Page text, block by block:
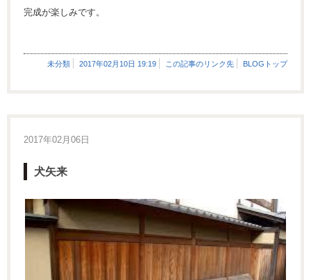
完成が楽しみです。
未分類 2017年02月10日 19:19 この記事のリンク先 BLOGトップ
2017年02月06日
犬矢来